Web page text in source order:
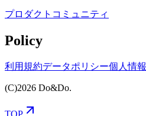
プロダクト コミュニティ
Policy
利用規約データポリシー個人情報
(C)2026 Do&Do.
TOP